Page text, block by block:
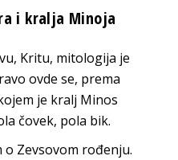
i kralja Minoja
Kritu, mitologija je
ovde se, prema
je kralj Minos
čovek, pola bik.
o Zevsovom rođenju.